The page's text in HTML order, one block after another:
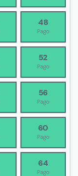
48
Pago
52
Pago
56
Pago
60
Pago
64
Pago